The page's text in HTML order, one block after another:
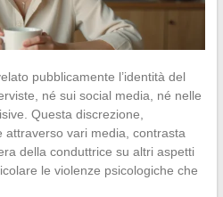
pubblicamente l’identità del
né sui social media, né nelle
Questa discrezione,
attraverso vari media, contrasta
della conduttrice su altri aspetti
le violenze psicologiche che